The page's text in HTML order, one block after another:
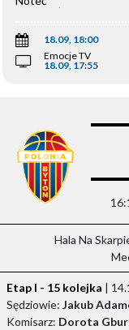
Inowrocław
18.09, 18:00
Emocje TV
18.09, 17:55
Hala Na
Etap I - 15 kolejka |
Sędziowie: Jakub
Komisarz: Dorota